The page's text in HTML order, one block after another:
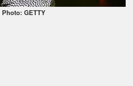
Photo: GETTY